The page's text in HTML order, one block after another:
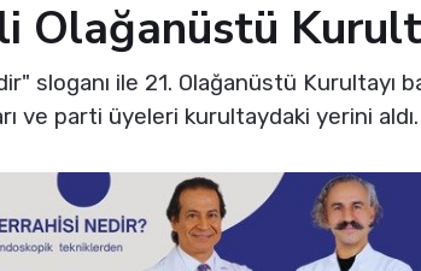
Olağanüstü
sloganı ile 21. Olağanüstü Kurultayı
ve parti üyeleri kurultaydaki yerini aldı.